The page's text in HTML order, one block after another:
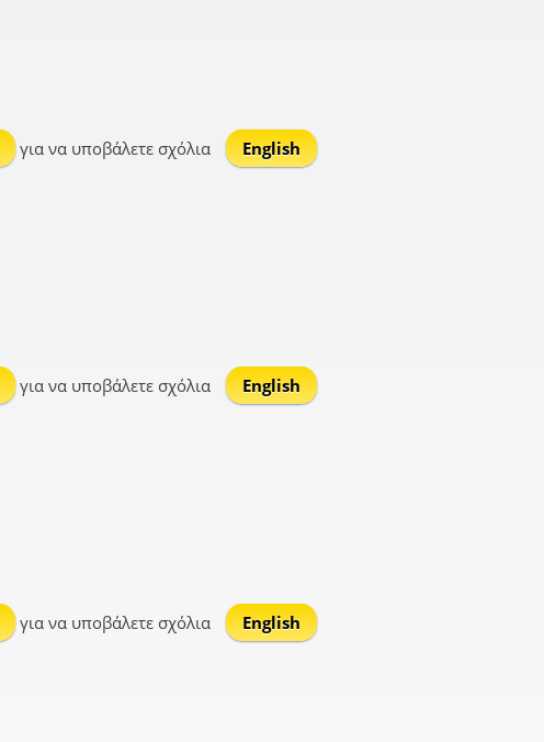
για να υποβάλετε σχόλια English
για να υποβάλετε σχόλια English
για να υποβάλετε σχόλια English